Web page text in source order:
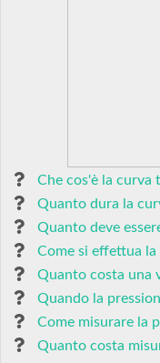
Che cos'è la curva
Quanto dura la
Quanto deve
Come si effettua
Quanto costa una
Quando la
Come misurare la
Quanto costa